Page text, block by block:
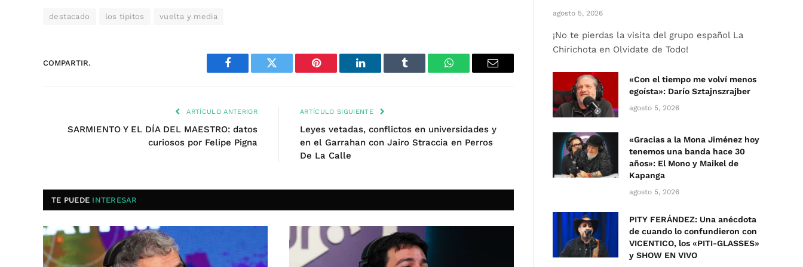
destacado los tipitos vuelta y media
COMPARTIR.
Facebook Twitter Pinterest LinkedIn Tumblr WhatsAppEmail
ARTÍCULO ANTERIOR
SARMIENTO Y EL DÍA DEL MAESTRO: datos
curiosos por Felipe Pigna
ARTÍCULO SIGUIENTE
Leyes vetadas, conflictos en universidades y
en el Garrahan con Jairo Straccia en Perros
De La Calle
TE PUEDE INTERESAR
agosto 5, 2026
¡No te pierdas la visita del grupo español La
Chirichota en Olvidate de Todo!
«Con el tiempo me volví menos
egoísta»: Darío Sztajnszrajber
agosto 5, 2026
«Gracias a la Mona Jiménez hoy
tenemos una banda hace 30
años»: El Mono y Maikel de
Kapanga
agosto 5, 2026
PITY FERÁNDEZ: Una anécdota
de cuando lo confundieron con
VICENTICO, los «PITI-GLASSES»
y SHOW EN VIVO